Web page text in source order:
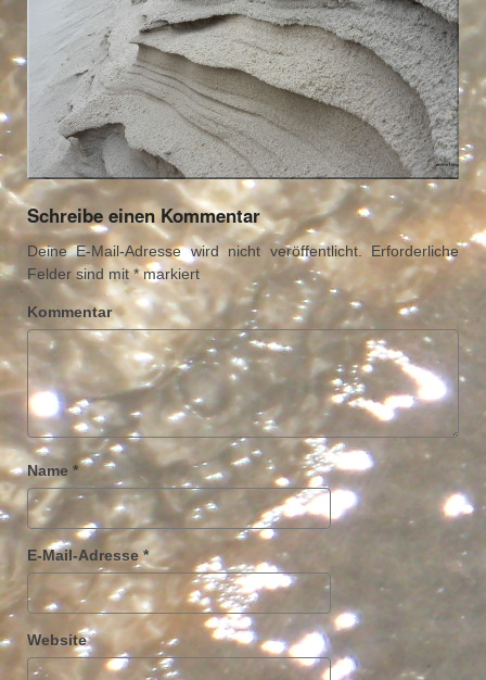
Schreibe einen Kommentar
Deine E-Mail-Adresse wird nicht veröffentlicht.Erforderliche
Felder sind mit*markiert
Kommentar
Name *
E-Mail-Adresse*
Website